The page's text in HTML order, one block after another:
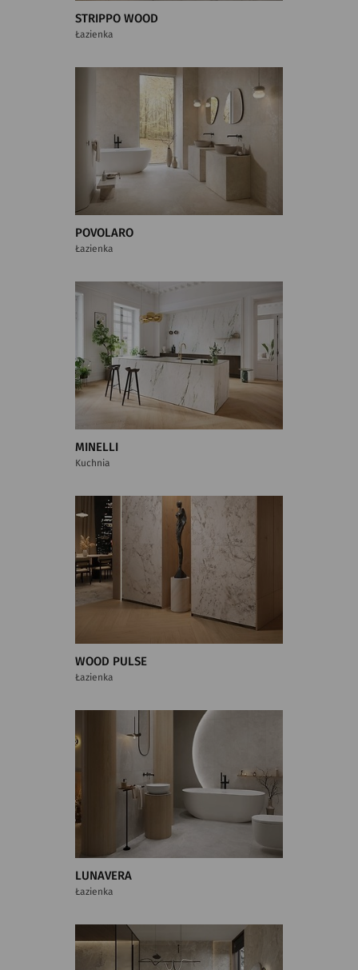
STRIPPO WOOD
Łazienka
POVOLARO
Łazienka
MINELLI
Kuchnia
WOOD PULSE
Łazienka
LUNAVERA
Łazienka